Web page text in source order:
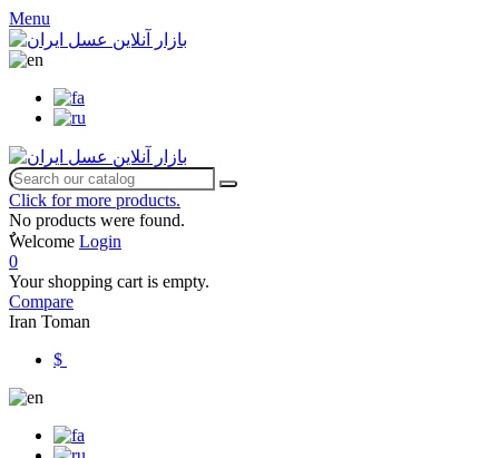
Menu
Click for more products.
No products were found.
ٌWelcome Login
0
Your shopping cart is empty.
Compare
Iran Toman
$